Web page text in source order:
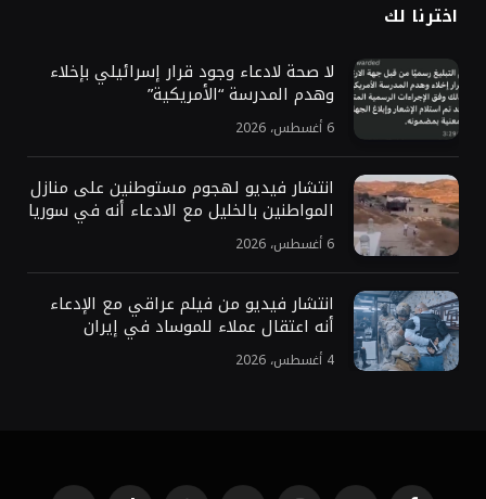
اخترنا لك
لا صحة لادعاء وجود قرار إسرائيلي بإخلاء
وهدم المدرسة “الأمريكية”
6 أغسطس، 2026
انتشار فيديو لهجوم مستوطنين على منازل
المواطنين بالخليل مع الادعاء أنه في سوريا
6 أغسطس، 2026
انتشار فيديو من فيلم عراقي مع الإدعاء
أنه اعتقال عملاء للموساد في إيران
4 أغسطس، 2026